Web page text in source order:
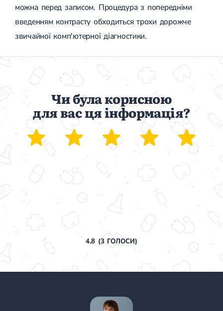
можна перед записом. Процедура з попередніми
введенням контрасту обходиться трохи дорожче
звичайної комп'ютерної діагностики.
Чи була корисною
для вас ця інформація?
4.8(3ГОЛОСИ)